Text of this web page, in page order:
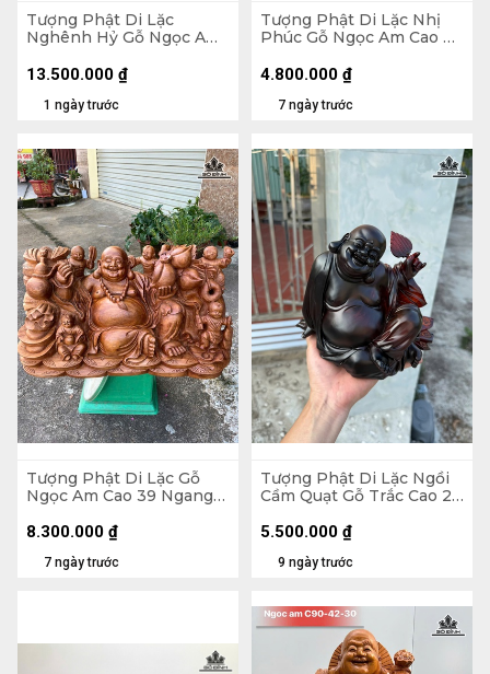
Tượng Phật Di Lặc
Nghênh Hỷ Gỗ Ngọc Am
(cm)
1 ngày trước
13.500.000 ₫
Tượng Phật Di Lặc Nhị
Phúc Gỗ Ngọc Am Cao 30
7 ngày trước
4.800.000 ₫
Tượng Phật Di Lặc Gỗ
Ngọc Am Cao 39 Ngang
7 ngày trước
8.300.000 ₫
Tượng Phật Di Lặc Ngồi
Cầm Quạt Gỗ Trắc Cao 20
9 ngày trước
5.500.000 ₫